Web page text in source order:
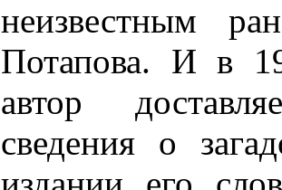
неизвестным
Потапова. И в
автор
сведения о